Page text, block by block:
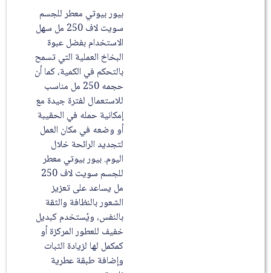
بيور بيوتي معطر للجسم
سويت لاف 250 مل سهل
الاستخدام بفضل عبوة
البخاخ العملية التي تسمح
بالتحكم في الكمية، كما أن
حجمه 250 مل مناسب
للاستعمال لفترة جيدة مع
إمكانية حمله في الحقيبة
أو وضعه في مكان العمل
لتجديد الرائحة خلال
اليوم. بيور بيوتي معطر
للجسم سويت لاف 250
مل يساعد على تعزيز
الشعور بالنظافة والثقة
بالنفس، ويُستخدم كبديل
خفيف للعطور المركزة أو
كمكمل لها لزيادة الثبات
وإضافة طبقة عطرية